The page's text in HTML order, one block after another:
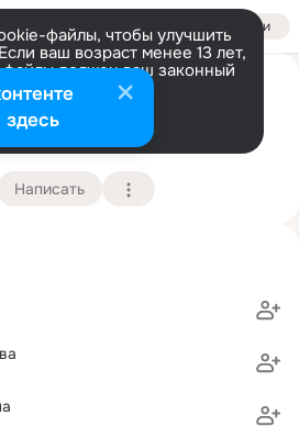
Войти
файлы, чтобы улучшить
ваш возраст менее 13 лет,
файлы должен ваш законный
информации
Настроить
им. С. Айни
Подробнее
Написать